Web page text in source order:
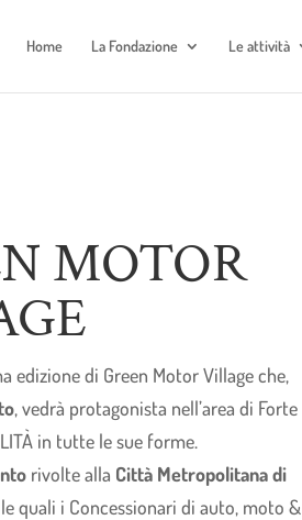
Home La Fondazione Le attività
MOTOR
edizione di Green Motor Village che,
, vedrà protagonista nell’area di Forte
in tutte le sue forme.
rivolte alla Città Metropolitana di
quali i Concessionari di auto, moto &